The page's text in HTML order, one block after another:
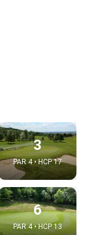
3
PAR 4 • HCP 17
6
PAR 4 • HCP 13